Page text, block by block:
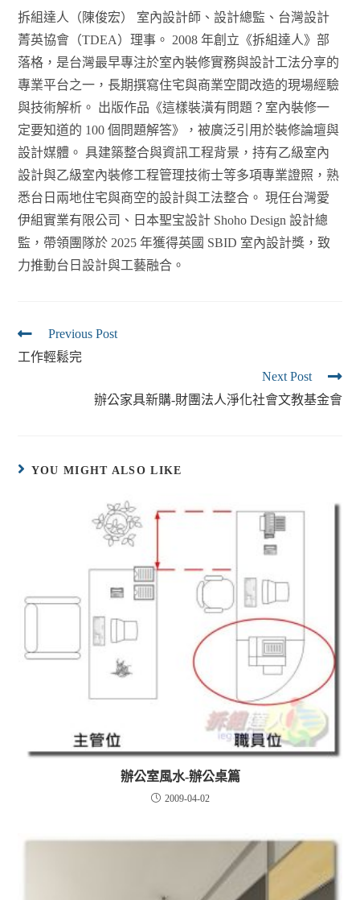
拆組達人（陳俊宏） 室內設計師、設計總監、台灣設計
菁英協會（TDEA）理事。 2008 年創立《拆組達人》部
落格，是台灣最早專注於室內裝修實務與設計工法分享的
專業平台之一，長期撰寫住宅與商業空間改造的現場經驗
與技術解析。 出版作品《這樣裝潢有問題？室內裝修一
定要知道的 100 個問題解答》，被廣泛引用於裝修論壇與
設計媒體。 具建築整合與資訊工程背景，持有乙級室內
設計與乙級室內裝修工程管理技術士等多項專業證照，熟
悉台日兩地住宅與商空的設計與工法整合。 現任台灣愛
伊組實業有限公司、日本聖宝設計 Shoho Design 設計總
監，帶領團隊於 2025 年獲得英國 SBID 室內設計獎，致
力推動台日設計與工藝融合。
Previous Post
工作輕鬆完
Next Post
辦公家具新購-財團法人淨化社會文教基金會
YOU MIGHT ALSO LIKE
辦公室風水-辦公桌篇
2009-04-02